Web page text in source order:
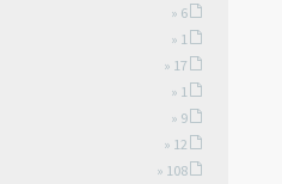
» 6
» 1
» 17
» 1
» 9
» 12
» 108